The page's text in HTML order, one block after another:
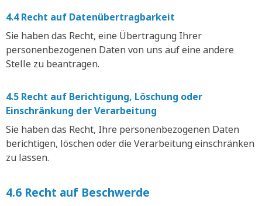
4.4 Recht auf Datenübertragbarkeit
Sie haben das Recht, eine Übertragung Ihrer
personenbezogenen Daten von uns auf eine andere
Stelle zu beantragen.
4.5 Recht auf Berichtigung, Löschung oder
Einschränkung der Verarbeitung
Sie haben das Recht, Ihre personenbezogenen Daten
berichtigen, löschen oder die Verarbeitung einschränken
zu lassen.
4.6 Recht auf Beschwerde